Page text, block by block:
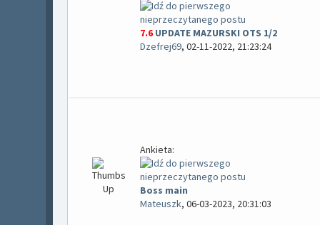
7.6 UPDATE MAZURSKI OTS 1/2
Dzefrej69, 02-11-2022, 21:23:24
Ankieta:
Boss main
Mateuszk, 06-03-2023, 20:31:03